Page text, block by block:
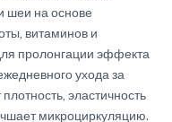
шеи на основе
витаминов и
пролонгации эффекта
ухода за
эластичность
микроциркуляцию.